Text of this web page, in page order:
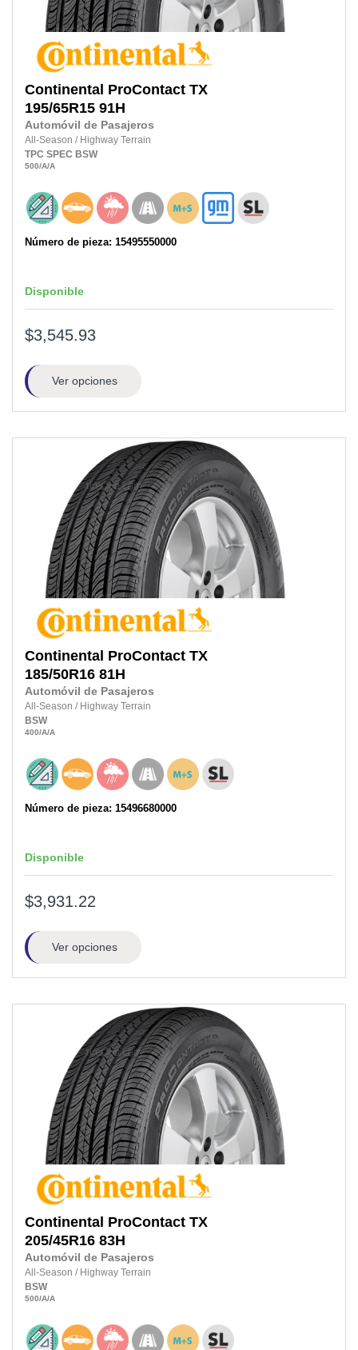
Continental ProContact TX
195/65R15 91H
Automóvil de Pasajeros
All-Season / Highway Terrain
TPC SPEC BSW
500/A/A
Número de pieza: 15495550000
Disponible
$3,545.93
Ver opciones
Continental ProContact TX
185/50R16 81H
Automóvil de Pasajeros
All-Season / Highway Terrain
BSW
400/A/A
Número de pieza: 15496680000
Disponible
$3,931.22
Ver opciones
Continental ProContact TX
205/45R16 83H
Automóvil de Pasajeros
All-Season / Highway Terrain
BSW
500/A/A